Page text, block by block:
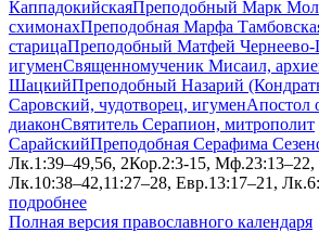
КаппадокийскаяПреподобный Марк
схимонахПреподобная Марфа
старицаПреподобный Матфей
игуменСвященномученик Мисаил,
ШацкийПреподобный Назарий
Саровский, чудотворец, игуменАпостол
диаконСвятитель Серапион, митрополит
СарайскийПреподобная Серафима
Лк.1:39–49,56, 2Кор.2:3-15, Мф.23:13–22,
Лк.10:38–42,11:27–28, Евр.13:17–21,
подробнее
Полная версия православного календаря